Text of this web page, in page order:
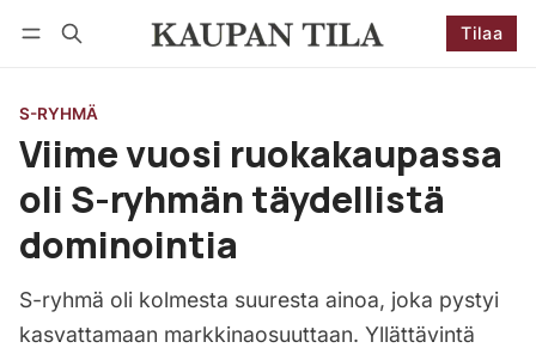
Tilaa
S-RYHMÄ
Viime vuosi ruokakaupassa
oli S-ryhmän täydellistä
dominointia
S-ryhmä oli kolmesta suuresta ainoa, joka pystyi
kasvattamaan markkinaosuuttaan. Yllättävintä